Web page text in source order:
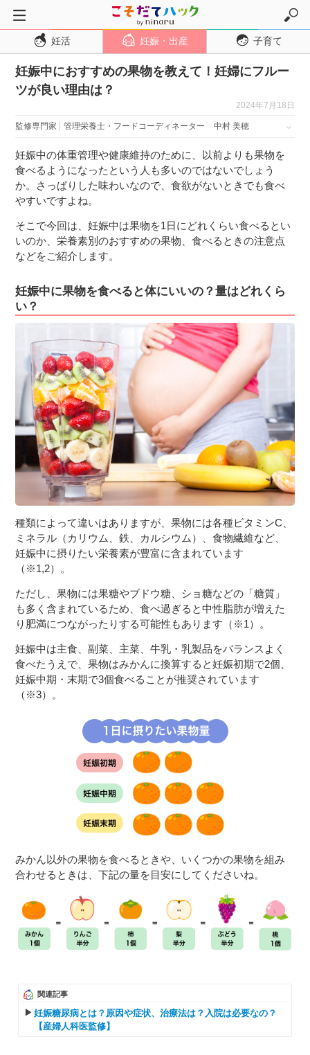
トップページ
妊活
妊娠・出産
妊娠中期
妊娠後期
子育て・育児
０歳児
１歳児
２歳児
７〜１２歳児
妊活 妊娠・出産 子育て
妊娠中におすすめの果物を教えて！妊婦にフルー
ツが良い理由は？
2024年7月18日
監修専門家 管理栄養士・フードコーディネーター 中村 美穂
妊娠中の体重管理や健康維持のために、以前よりも果物を
食べるようになったという人も多いのではないでしょう
か。さっぱりした味わいなので、食欲がないときでも食べ
やすいですよね。
そこで今回は、妊娠中は果物を1日にどれくらい食べるとい
いのか、栄養素別のおすすめの果物、食べるときの注意点
などをご紹介します。
妊娠中に果物を食べると体にいいの？量はどれくら
い？
種類によって違いはありますが、果物には各種ビタミンC、
ミネラル（カリウム、鉄、カルシウム）、食物繊維など、
妊娠中に摂りたい栄養素が豊富に含まれています
（※1,2）。
ただし、果物には果糖やブドウ糖、ショ糖などの「糖質」
も多く含まれているため、食べ過ぎると中性脂肪が増えた
り肥満につながったりする可能性もあります（※1）。
妊娠中は主食、副菜、主菜、牛乳・乳製品をバランスよく
食べたうえで、果物はみかんに換算すると妊娠初期で2個、
妊娠中期・末期で3個食べることが推奨されています
（※3）。
みかん以外の果物を食べるときや、いくつかの果物を組み
合わせるときは、下記の量を目安にしてくださいね。
関連記事
妊娠糖尿病とは？原因や症状、治療法は？入院は必要なの？
【産婦人科医監修】